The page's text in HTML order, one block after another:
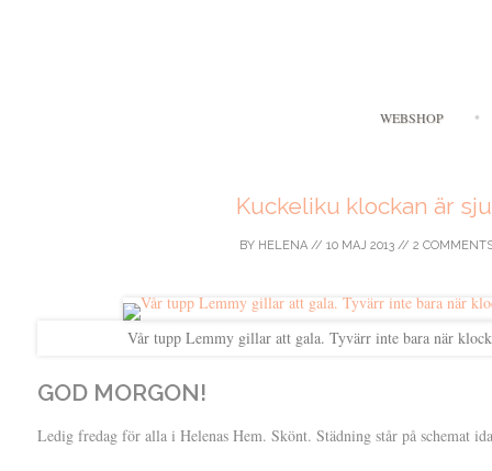
WEBSHOP
Kuckeliku klockan är
BY HELENA // 10 MAJ 2013 // 2
Vår tupp Lemmy gillar att gala. Tyvärr inte bara när
GOD MORGON!
Ledig fredag för alla i Helenas Hem. Skönt. Städning står på schemat